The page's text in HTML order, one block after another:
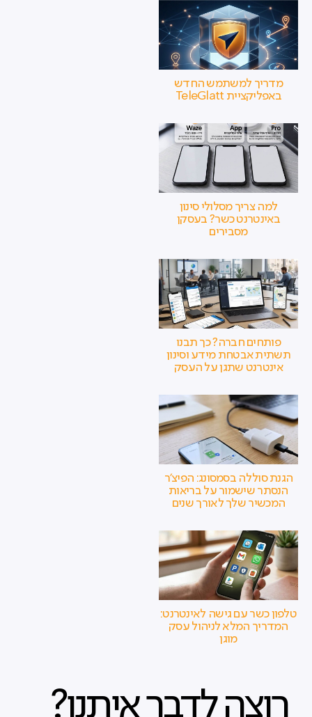
מדריך למשתמש החדש
באפליקציית TeleGlatt
למה צריך מסלולי סינון
באינטרנט כשר? בעסקן
מסבירים
פותחים חברה? כך תבנו
תשתית אבטחת מידע וסינון
אינטרנט שתגן על העסק
הגנת סוללה בסמסונג: הפיצ'ר
הנסתר שישמור על בריאות
המכשיר שלך לאורך שנים
טלפון כשר עם גישה לאינטרנט:
המדריך המלא לניהול עסק
מוגן
רוצה לדבר איתנו?